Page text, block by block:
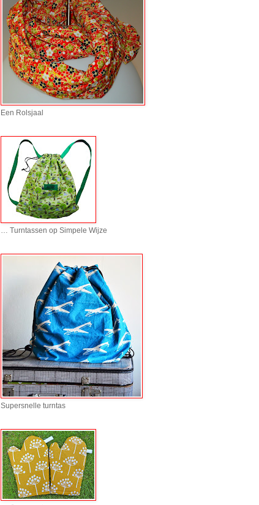
Een Rolsjaal
… Turntassen op Simpele Wijze
Supersnelle turntas